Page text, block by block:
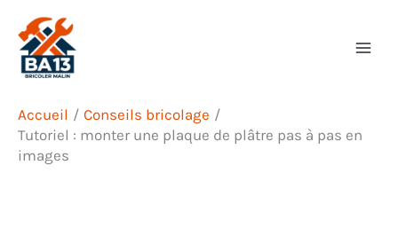
contenu
Accueil
Conseils bricolage
Tutoriel : monter une plaque de plâtre pas à pas en
images
Rechercher